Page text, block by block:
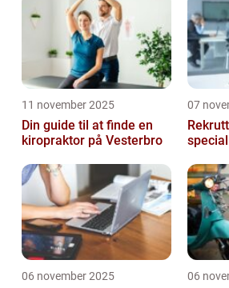
11 november 2025
Din guide til at finde en
kiropraktor på Vesterbro
07
06 november 2025 06